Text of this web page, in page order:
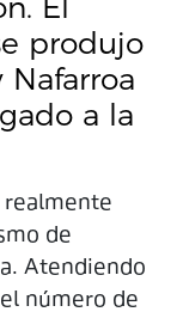
produjo
Nafarroa
a la
realmente
de
Atendiendo
número de